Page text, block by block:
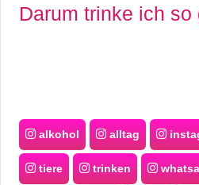
Darum trinke ich
alkohol alltag
tiere trinken